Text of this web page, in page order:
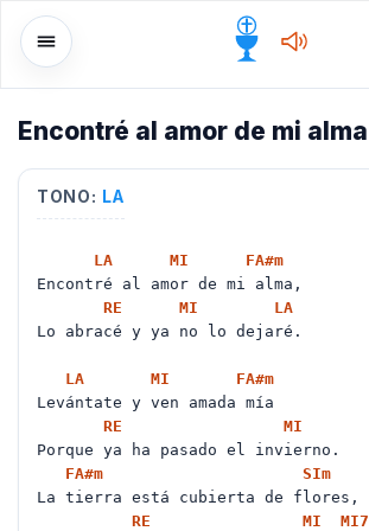
Encontré al amor de mi alma
TONO: LA
LA MI FA#m
Encontré al amor de mi alma,
RE
MI
LA
Lo abracé y ya no lo dejaré.
LA MI FA#m
Levántate y ven amada mía
RE
MI
Porque ya ha pasado el invierno.
FA#m SIm
La tierra está cubierta de flores,
RE
MI MI7